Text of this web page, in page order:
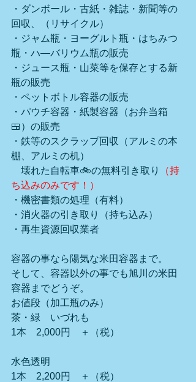
・ダンボール・古紙・雑誌・新聞等の
回収、（リサイクル）
・ジャム瓶・ヨーグルト瓶・はちみつ
瓶・ハ―バリウム瓶の販売
・ジュース瓶・山菜等を保存とする新
瓶の販売
・ペットボトル容器の販売
・パウチ容器・紙製容器（お弁当箱
🍱）の販売
・鉄等のスクラップ回収（アルミの本
棚、アルミの机）
壊れた自転車🚲の無料引き取り
（持
ち込みのみです！）
・機密書類の処理（有料）
・消火器の引き取り（持ち込み）
・再生資源回収業者
容器の事なら陽気な米田容器まで。
そして、容器以外の事でも旭川の米田
容器までどうぞ。
お値段（加工瓶のみ）
茶・緑　いづれも
1本　2,000円　＋（税）
水色透明
1本　2,200円　＋（税）